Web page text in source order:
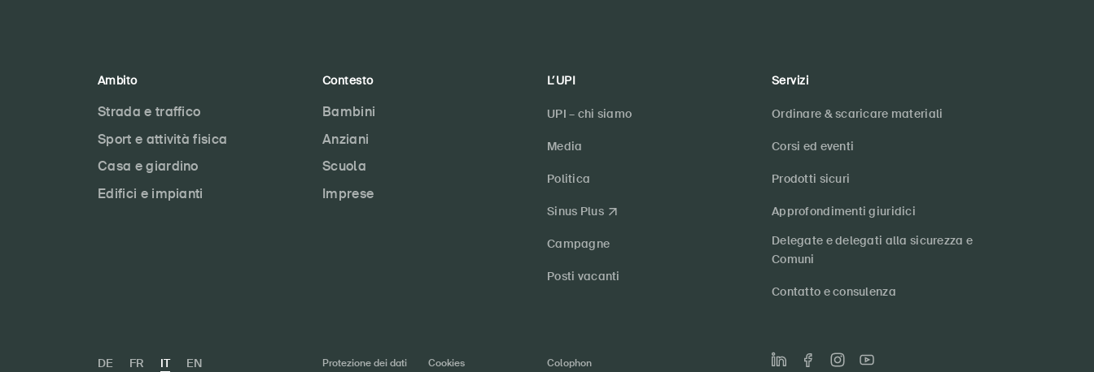
Ambito
Strada e traffico
Sport e attività fisica
Casa e giardino
Edifici e impianti
Contesto
Bambini
Anziani
Scuola
Imprese
L’UPI
UPI – chi siamo
Media
Politica
Sinus Plus
Campagne
Posti vacanti
Servizi
Ordinare & scaricare materiali
Corsi ed eventi
Prodotti sicuri
Approfondimenti giuridici
Delegate e delegati alla sicurezza e
Comuni
Contatto e consulenza
DE FR IT EN Protezione dei dati Cookies Colophon